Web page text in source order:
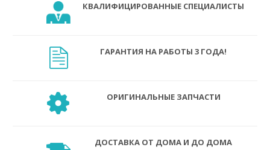
КВАЛИФИЦИРОВАННЫЕ СПЕЦИАЛИСТЫ
ГАРАНТИЯ НА РАБОТЫ 3 ГОДА!
ОРИГИНАЛЬНЫЕ ЗАПЧАСТИ
ДОСТАВКА ОТ ДОМА И ДО ДОМА